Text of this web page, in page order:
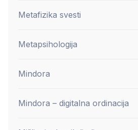
Metafizika svesti
Metapsihologija
Mindora
Mindora – digitalna ordinacija